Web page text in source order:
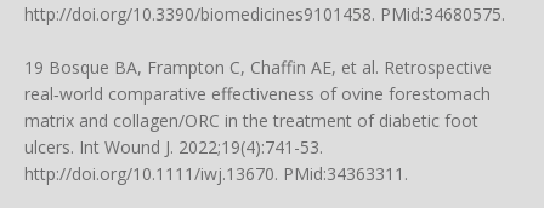
http://doi.org/10.3390/biomedicines9101458. PMid:34680575.
19 Bosque BA, Frampton C, Chaffin AE, et al. Retrospective
real‐world comparative effectiveness of ovine forestomach
matrix and collagen/ORC in the treatment of diabetic foot
ulcers. Int Wound J. 2022;19(4):741-53.
http://doi.org/10.1111/iwj.13670. PMid:34363311.